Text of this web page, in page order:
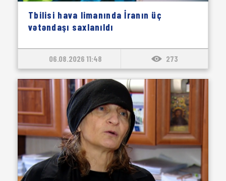
Tbilisi hava limanında İranın üç
vətəndaşı saxlanıldı
06.08.2026 11:48 273